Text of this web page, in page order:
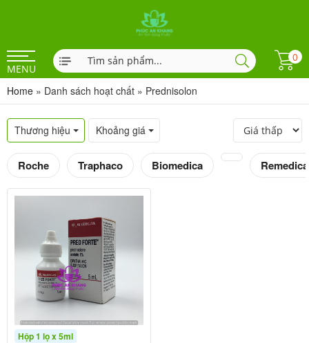
MENU
0
Home » Danh sách hoạt chất » Prednisolon
Thương hiệu Khoảng giá
Roche Traphaco Biomedica Remedica
Hộp 1 lọ x 5ml